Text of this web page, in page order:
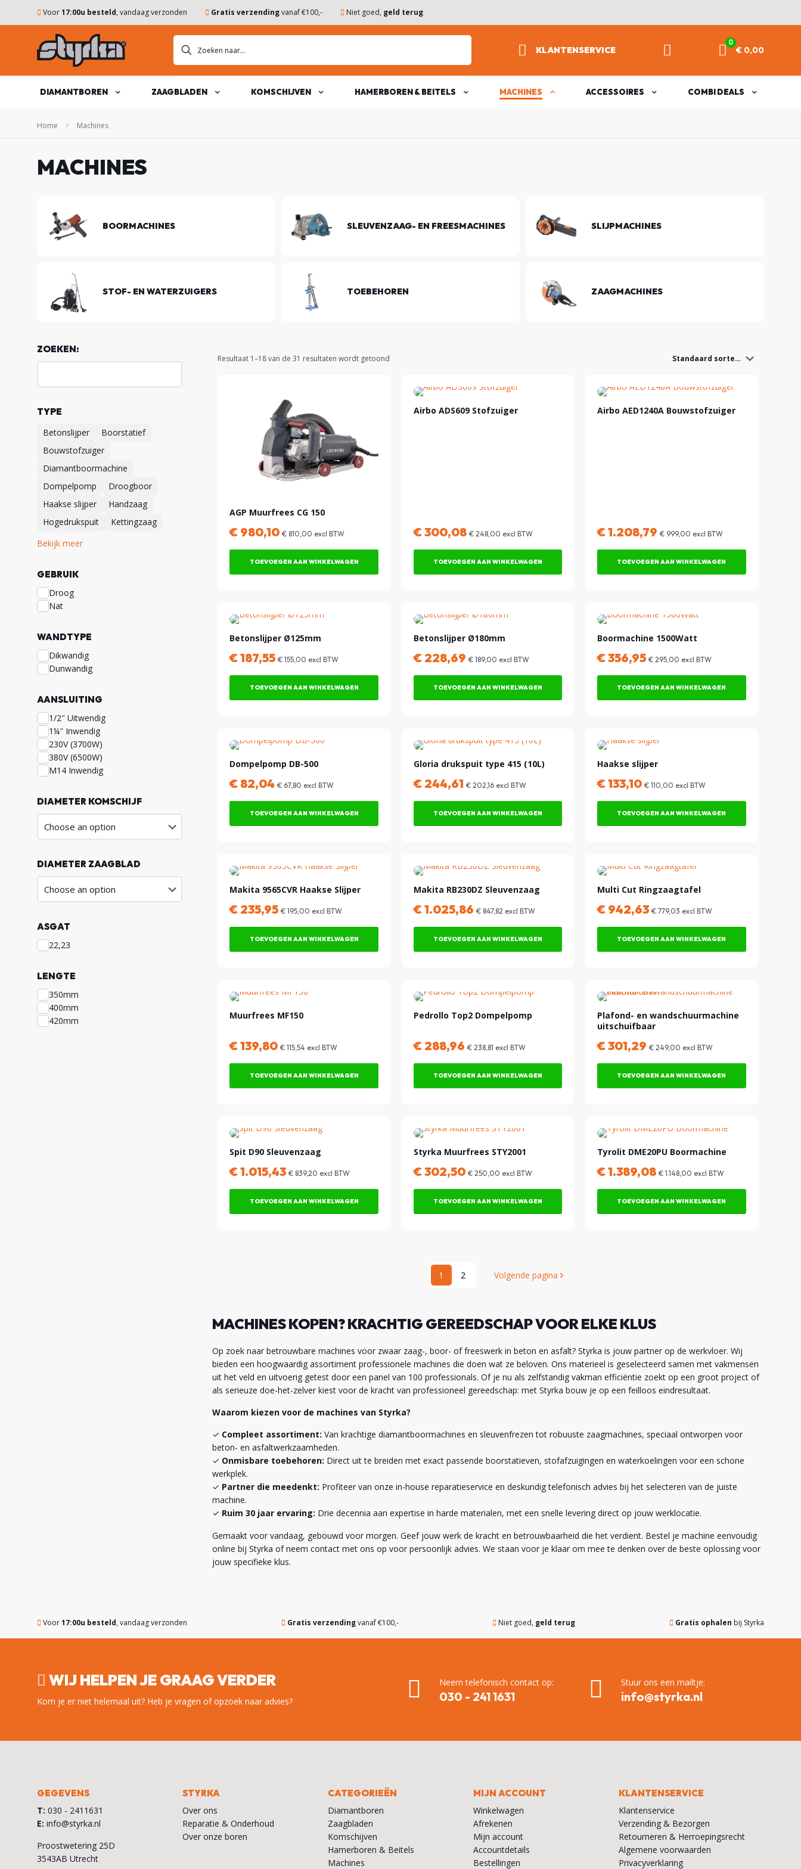
Voor17:00u besteld, vandaag verzonden Gratis verzendingvanaf €100,- Niet goed, geld terug
KLANTENSERVICE
0
€ 0,00
DIAMANTBOREN ZAAGBLADEN KOMSCHIJVEN HAMERBOREN & BEITELS MACHINES ACCESSOIRES COMBI DEALS
Home Machines
MACHINES
BOORMACHINES SLEUVENZAAG- EN FREESMACHINES SLIJPMACHINES
STOF- EN WATERZUIGERS TOEBEHOREN ZAAGMACHINES
ZOEKEN:
TYPE
Betonslijper
Boorstatief
Bouwstofzuiger
Diamantboormachine
Dompelpomp
Droogboor
Haakse slijper
Handzaag
Hogedrukspuit
Kettingzaag
Bekijk meer
GEBRUIK
Droog
Nat
WANDTYPE
Dikwandig
Dunwandig
AANSLUITING
1/2″ Uitwendig
1¼″ Inwendig
230V (3700W)
380V (6500W)
M14 Inwendig
DIAMETER KOMSCHIJF
DIAMETER ZAAGBLAD
ASGAT
22,23
LENGTE
350mm
400mm
420mm
Resultaat 1–18 van de 31 resultaten wordt getoond
AGP Muurfrees CG 150
€ 980,10 € 810,00 excl BTW
TOEVOEGEN AAN WINKELWAGEN
Airbo ADS609 Stofzuiger
€300,08 €248,00 excl BTW
TOEVOEGEN AAN WINKELWAGEN
Airbo AED1240A Bouwstofzuiger
€1.208,79 €999,00 excl BTW
TOEVOEGEN AAN WINKELWAGEN
Betonslijper Ø125mm
€187,55 € 155,00 excl BTW
TOEVOEGEN AAN WINKELWAGEN
Betonslijper Ø180mm
€228,69 €189,00 excl BTW
TOEVOEGEN AAN WINKELWAGEN
Boormachine 1500Watt
€356,95 €295,00 excl BTW
TOEVOEGEN AAN WINKELWAGEN
Dompelpomp DB-500
€ 82,04 € 67,80 excl BTW
TOEVOEGEN AAN WINKELWAGEN
Gloria drukspuit type 415 (10L)
€244,61 €202,16excl BTW
TOEVOEGEN AAN WINKELWAGEN
Haakse slijper
€133,10 €110,00 excl BTW
TOEVOEGEN AAN WINKELWAGEN
Makita 9565CVR Haakse Slijper
€ 235,95 € 195,00 excl BTW
TOEVOEGEN AAN WINKELWAGEN
Makita RB230DZ Sleuvenzaag
€1.025,86 €847,82 excl BTW
TOEVOEGEN AAN WINKELWAGEN
Multi Cut Ringzaagtafel
€942,63 €779,03 excl BTW
TOEVOEGEN AAN WINKELWAGEN
Muurfrees MF150
€139,80 € 115,54 excl BTW
TOEVOEGEN AAN WINKELWAGEN
Pedrollo Top2 Dompelpomp
€288,96 €238,81 excl BTW
TOEVOEGEN AAN WINKELWAGEN
Plafond- en wandschuurmachine
uitschuifbaar
€301,29 €249,00 excl BTW
TOEVOEGEN AAN WINKELWAGEN
Spit D90 Sleuvenzaag
€1.015,43 € 839,20 excl BTW
TOEVOEGEN AAN WINKELWAGEN
Styrka Muurfrees STY2001
€302,50 €250,00 excl BTW
TOEVOEGEN AAN WINKELWAGEN
Tyrolit DME20PU Boormachine
€1.389,08 €1.148,00 excl BTW
TOEVOEGEN AAN WINKELWAGEN
1 2 Volgende pagina
MACHINES KOPEN? KRACHTIG GEREEDSCHAP VOOR ELKE KLUS
Op zoek naar betrouwbare machines voor zwaar zaag-, boor- of freeswerk in beton en asfalt? Styrka is jouw partner op de werkvloer. Wij
bieden een hoogwaardig assortiment professionele machines die doen wat ze beloven. Ons materieel is geselecteerd samen met vakmensen
uit het veld en uitvoerig getest door een panel van 100 professionals. Of je nu als zelfstandig vakman efficiëntie zoekt op een groot project of
als serieuze doe-het-zelver kiest voor de kracht van professioneel gereedschap: met Styrka bouw je op een feilloos eindresultaat.
Waarom kiezen voor de machines van Styrka?
Compleet assortiment: Van krachtige diamantboormachines en sleuvenfrezen tot robuuste zaagmachines, speciaal ontworpen voor
beton- en asfaltwerkzaamheden.
Onmisbare toebehoren: Direct uit te breiden met exact passende boorstatieven, stofafzuigingen en waterkoelingen voor een schone
werkplek.
Partner die meedenkt: Profiteer van onze in-house reparatieservice en deskundig telefonisch advies bij het selecteren van de juiste
machine.
Ruim 30 jaar ervaring: Drie decennia aan expertise in harde materialen, met een snelle levering direct op jouw werklocatie.
Gemaakt voor vandaag, gebouwd voor morgen. Geef jouw werk de kracht en betrouwbaarheid die het verdient. Bestel je machine eenvoudig
online bij Styrka of neem contact met ons op voor persoonlijk advies. We staan voor je klaar om mee te denken over de beste oplossing voor
jouw specifieke klus.
Voor17:00u besteld, vandaag verzonden Gratis verzendingvanaf €100,- Niet goed, geld terug Gratis ophalen bij Styrka
WIJ HELPEN JE GRAAG VERDER
Kom je er niet helemaal uit? Heb je vragen of opzoek naar advies?
Neem telefonisch contact op:
030 - 241 1631
Stuur ons een mailtje:
info@styrka.nl
GEGEVENS
T: 030 - 2411631
E: info@styrka.nl
Proostwetering 25D
3543AB Utrecht
STYRKA
Over ons
Reparatie & Onderhoud
Over onze boren
CATEGORIEËN
Diamantboren
Zaagbladen
Komschijven
Hamerboren & Beitels
Machines
MIJN ACCOUNT
Winkelwagen
Afrekenen
Mijn account
Accountdetails
Bestellingen
KLANTENSERVICE
Klantenservice
Verzending & Bezorgen
Retourneren & Herroepingsrecht
Algemene voorwaarden
Privacyverklaring